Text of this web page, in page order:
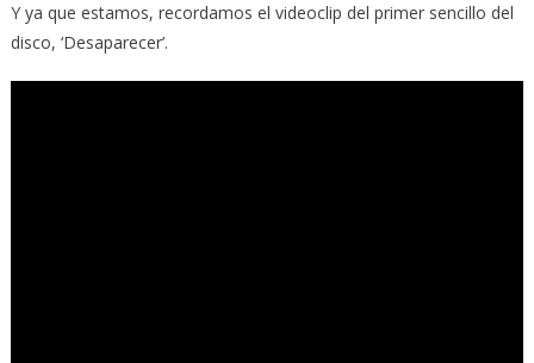
Y ya que estamos, recordamos el videoclip del primer sencillo del
disco, ‘Desaparecer’.